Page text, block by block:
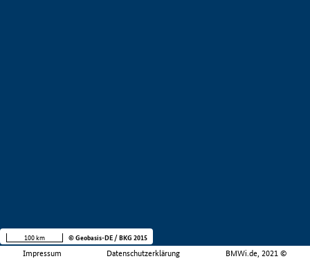
Impressum Datenschutzerklärung BMWi.de, 2021 ©
100 km © Geobasis-DE / BKG 2015